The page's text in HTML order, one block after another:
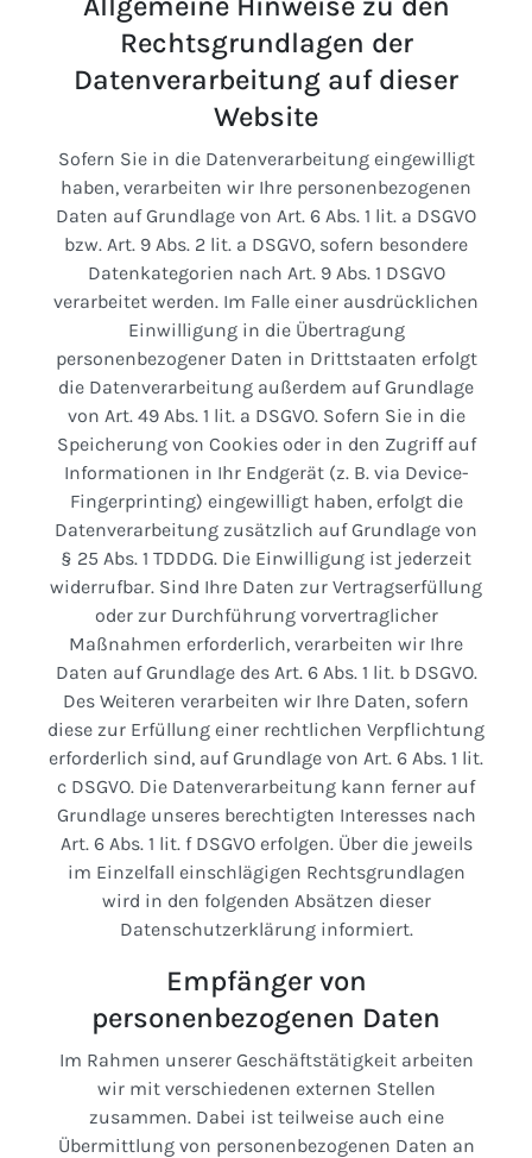
Rechtsgrundlagen der
Datenverarbeitung auf dieser
Website
Sofern Sie in die Datenverarbeitung eingewilligt
haben, verarbeiten wir Ihre personenbezogenen
Daten auf Grundlage von Art. 6 Abs. 1 lit. a DSGVO
bzw. Art. 9 Abs. 2 lit. a DSGVO, sofern besondere
Datenkategorien nach Art. 9 Abs. 1 DSGVO
verarbeitet werden. Im Falle einer ausdrücklichen
Einwilligung in die Übertragung
personenbezogener Daten in Drittstaaten erfolgt
die Datenverarbeitung außerdem auf Grundlage
von Art. 49 Abs. 1 lit. a DSGVO. Sofern Sie in die
Speicherung von Cookies oder in den Zugriff auf
Informationen in Ihr Endgerät (z. B. via Device-
Fingerprinting) eingewilligt haben, erfolgt die
Datenverarbeitung zusätzlich auf Grundlage von
§ 25 Abs. 1 TDDDG. Die Einwilligung ist jederzeit
widerrufbar. Sind Ihre Daten zur Vertragserfüllung
oder zur Durchführung vorvertraglicher
Maßnahmen erforderlich, verarbeiten wir Ihre
Daten auf Grundlage des Art. 6 Abs. 1 lit. b DSGVO.
Des Weiteren verarbeiten wir Ihre Daten, sofern
diese zur Erfüllung einer rechtlichen Verpflichtung
erforderlich sind, auf Grundlage von Art. 6 Abs. 1 lit.
c DSGVO. Die Datenverarbeitung kann ferner auf
Grundlage unseres berechtigten Interesses nach
Art. 6 Abs. 1 lit. f DSGVO erfolgen. Über die jeweils
im Einzelfall einschlägigen Rechtsgrundlagen
wird in den folgenden Absätzen dieser
Datenschutzerklärung informiert.
Empfänger von
personenbezogenen Daten
Im Rahmen unserer Geschäftstätigkeit arbeiten
wir mit verschiedenen externen Stellen
zusammen. Dabei ist teilweise auch eine
Übermittlung von personenbezogenen Daten an